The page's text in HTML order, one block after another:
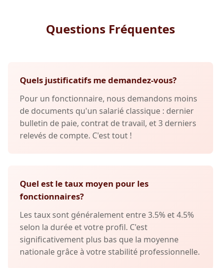
Questions Fréquentes
Quels justificatifs me demandez-vous?
Pour un fonctionnaire, nous demandons moins
de documents qu'un salarié classique : dernier
bulletin de paie, contrat de travail, et 3 derniers
relevés de compte. C'est tout !
Quel est le taux moyen pour les
fonctionnaires?
Les taux sont généralement entre 3.5% et 4.5%
selon la durée et votre profil. C'est
significativement plus bas que la moyenne
nationale grâce à votre stabilité professionnelle.